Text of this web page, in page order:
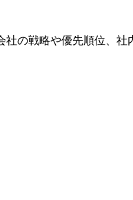
の戦略や優先順位、